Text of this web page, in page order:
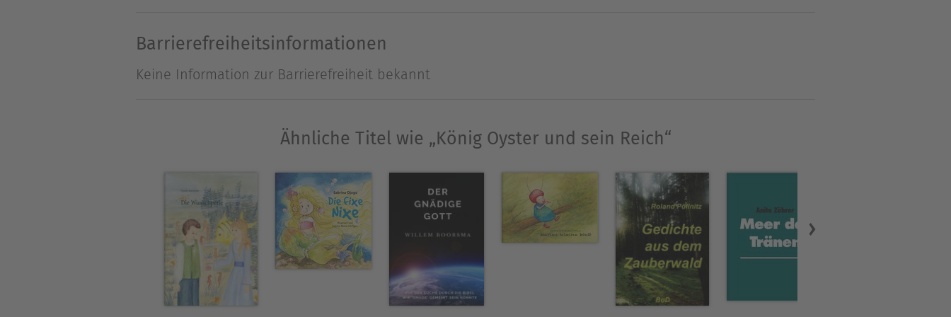
Lebensbereich aufs Neue.Doch dieses Mal greift der Meeresgott ein!Er erschafft für Olmokan das
Lebensgefährtin Nadja Lowinsky und deren siebenjähriger Sohn Tommy.Doch davon ahnen diese nichts,
erwacht!Und die Suche nach den magischen Tropfen beginnt. Den fünf Menschen aber offenbart sich eine
Wunderwelt jenseits aller Vorstellungskraft.Mit sprechenden Meeresbewohnern wie der uralten, weisen
Schildkröte Mora, der mutigen Monsterkrabbe Risko, der eitlen Königsschlange Xzostra, dem
überheblichen Riesenkrokodil Krokan und den vielen anderen.Alleine Tommy und die kleine Lisa halten
die Rettung und den Fortbestand der Unterwasserwelt in ihren schwachen Händen.Doch wird es ihnen
gelingen?
Über Bärbel Junker
Barrierefreiheitsinformationen
Keine Information zur Barrierefreiheit bekannt
Ähnliche Titel wie „König Oyster und sein Reich“